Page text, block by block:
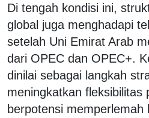
Di tengah kondisi ini,
global juga menghadapi
setelah Uni Emirat Arab
dari OPEC dan OPEC+.
dinilai sebagai langkah
meningkatkan fleksibilitas
berpotensi memperlemah